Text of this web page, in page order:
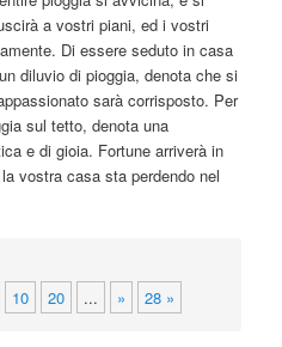
a vostri piani, ed i vostri
Diessere seduto in casa
diluvio di pioggia, denota che si
sarà corrisposto. Per
sul tetto, denota una
e di gioia. Fortune arriverà in
vostra casa sta perdendo nel
10 20 ... » 28 »